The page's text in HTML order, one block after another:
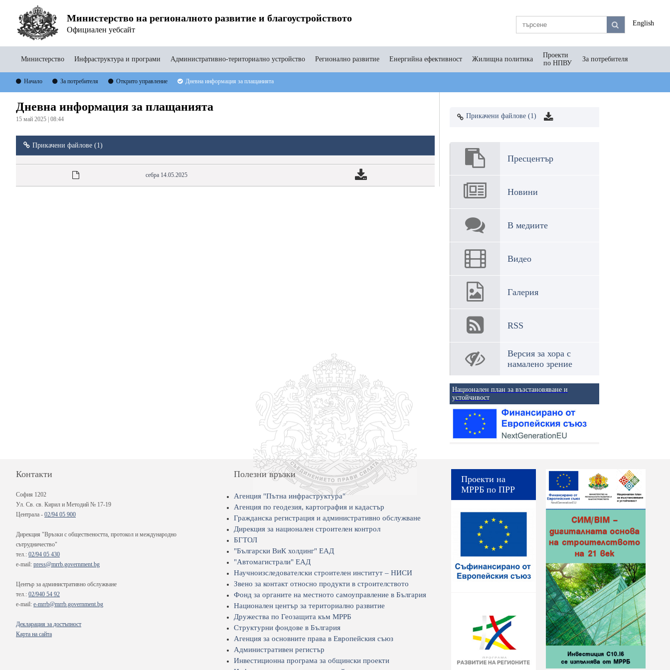
Министерство на регионалното развитие и благоустройството
Официален уебсайт
English
Министерство Инфраструктура и програми Административно-териториално устройство Регионално развитие Енергийна ефективност Жилищна политика
Проекти
по НПВУ
За потребителя
Начало За потребителя Открито управление Дневна информация за плащанията
Дневна информация за плащанията
15 май 2025 | 08:44
Прикачени файлове (1)
себра 14.05.2025
Прикачени файлове (1)
Пресцентър
Новини
В медиите
Видео
Галерия
RSS
Версия за хора с
намалено зрение
Национален план за възстановяване и
устойчивост
Контакти
София 1202
Ул. Св. св. Кирил и Методий № 17-19
Централа - 02/94 05 900
Дирекция "Връзки с обществеността, протокол и международно
сътрудничество"
тел.: 02/94 05 430
e-mail: press@mrrb.government.bg
Център за административно обслужване
тел.: 02/940 54 92
e-mail: e-mrrb@mrrb.government.bg
Декларация за достъпност
Карта на сайта
Полезни връзки
Агенция "Пътна инфраструктура"
Агенция по геодезия, картография и кадастър
Гражданска регистрация и административно обслужване
Дирекция за национален строителен контрол
БГТОЛ
"Български ВиК холдинг" ЕАД
"Автомагистрали" ЕАД
Научноизследователски строителен институт – НИСИ
Звено за контакт относно продукти в строителството
Фонд за органите на местното самоуправление в България
Национален център за териториално развитие
Дружества по Геозащита към МРРБ
Структурни фондове в България
Агенция за основните права в Европейския съюз
Административен регистър
Инвестиционна програма за общински проекти
Проекти на
МРРБ по ПРР